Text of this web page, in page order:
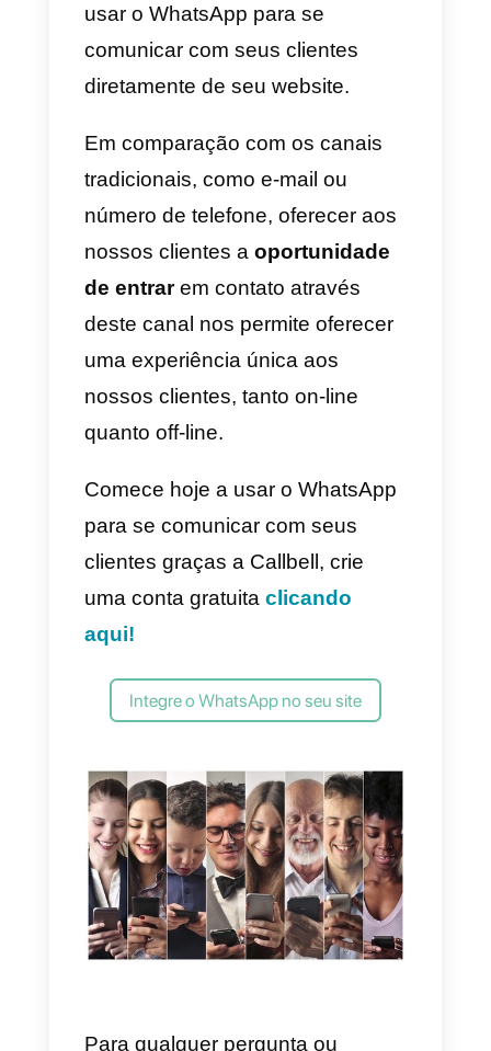
que permite iniciar a conversa
nos principais canais de
mensagens.
O funcionamento é muito
semelhante ao procedimento
descrito para a Callbell: depois
criado e instalado o widget no
vosso site, o widget da GetButton
vai aparecer na parte de baixo
integrar diversos canais no
interior do widget de chat.
No entanto, se tens intenção de
adicionar mais de 2 canais de
mensagens, existe já um custo
adicional, tal como para as
funções mais avançadas. Isto
pode ser muito limitador
todas as empresas que possuem
diversos canais de comunicação,
Telegram.